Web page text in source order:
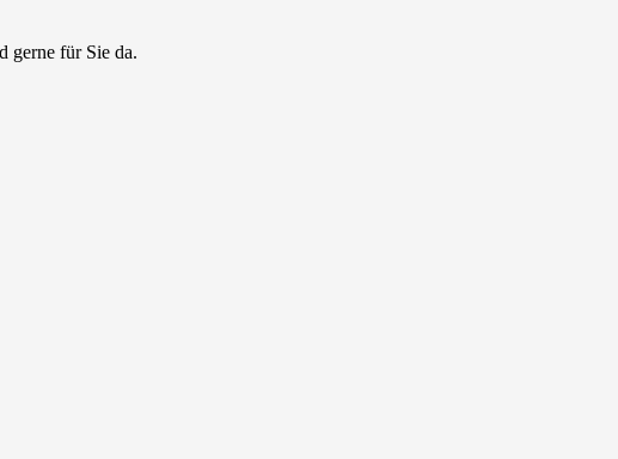
gerne für Sie da.